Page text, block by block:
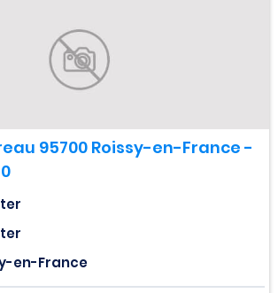
95700 Roissy-en-France -
en-France